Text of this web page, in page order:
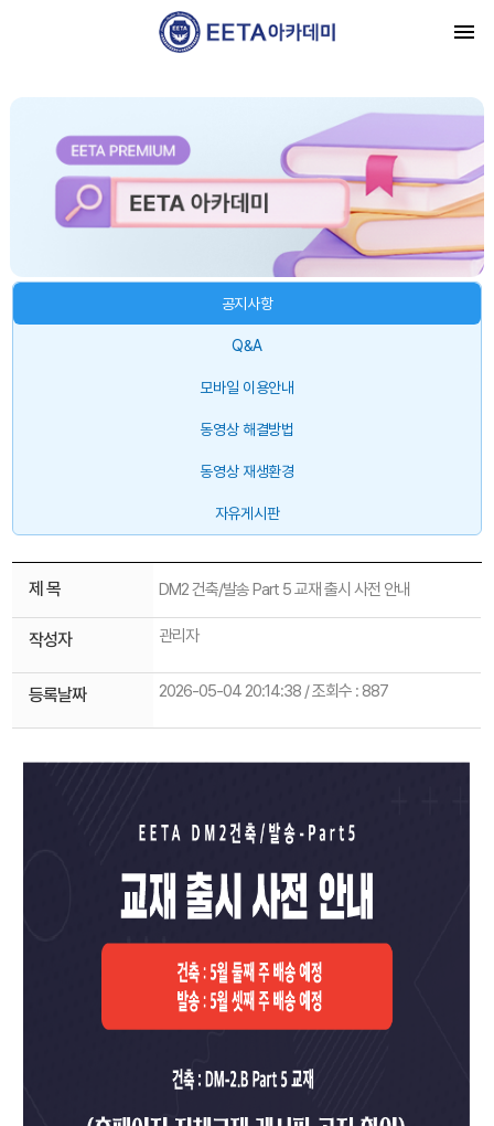
공지사항
Q&A
모바일 이용안내
동영상 해결방법
동영상 재생환경
자유게시판
제 목 DM2 건축/발송 Part 5 교재 출시 사전 안내
작성자 관리자
등록날짜 2026-05-04 20:14:38 / 조회수 : 887